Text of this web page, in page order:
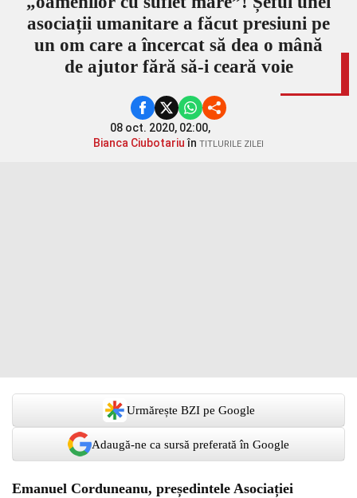
asociații umanitare a făcut presiuni pe
un om care a încercat să dea o mână
de ajutor fără să-i ceară voie
08 oct. 2020, 02:00,
Bianca Ciubotariuîn TITLURILE ZILEI
Urmărește BZI pe Google
Adaugă-ne ca sursă preferată în Google
Emanuel Corduneanu, președintele Asociației